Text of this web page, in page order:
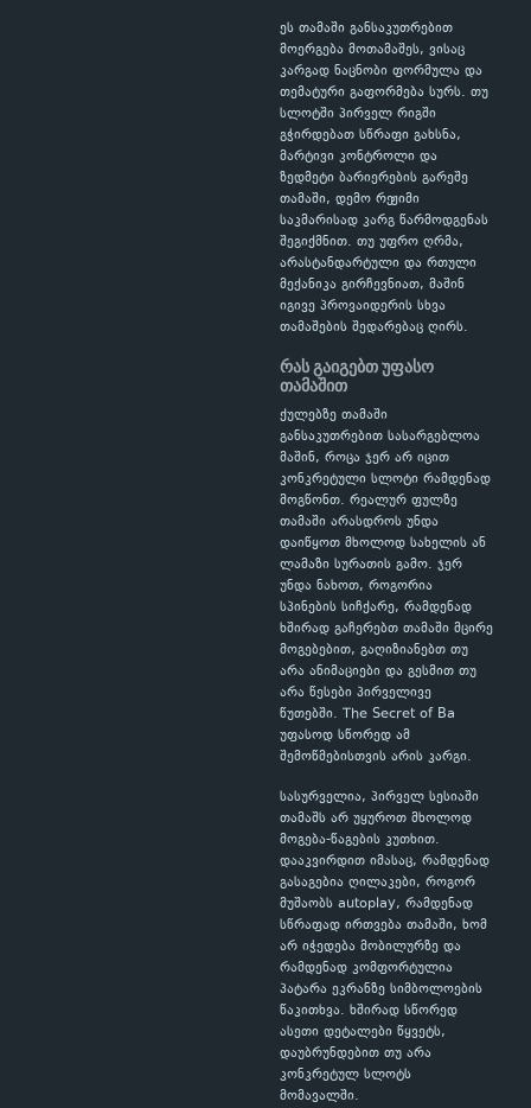
ეს თამაში განსაკუთრებით
მოერგება მოთამაშეს, ვისაც
კარგად ნაცნობი ფორმულა და
თემატური გაფორმება სურს. თუ
სლოტში პირველ რიგში
გჭირდებათ სწრაფი გახსნა,
მარტივი კონტროლი და
ზედმეტი ბარიერების გარეშე
თამაში, დემო რეჟიმი
საკმარისად კარგ წარმოდგენას
შეგიქმნით. თუ უფრო ღრმა,
არასტანდარტული და რთული
მექანიკა გირჩევნიათ, მაშინ
იგივე პროვაიდერის სხვა
თამაშების შედარებაც ღირს.
რას გაიგებთ უფასო
თამაშით
ქულებზე თამაში
განსაკუთრებით სასარგებლოა
მაშინ, როცა ჯერ არ იცით
კონკრეტული სლოტი რამდენად
მოგწონთ. რეალურ ფულზე
თამაში არასდროს უნდა
დაიწყოთ მხოლოდ სახელის ან
ლამაზი სურათის გამო. ჯერ
უნდა ნახოთ, როგორია
სპინების სიჩქარე, რამდენად
ხშირად გაჩერებთ თამაში მცირე
მოგებებით, გაღიზიანებთ თუ
არა ანიმაციები და გესმით თუ
არა წესები პირველივე
წუთებში. The Secret of Ba
უფასოდ სწორედ ამ
შემოწმებისთვის არის კარგი.
სასურველია, პირველ სესიაში
თამაშს არ უყუროთ მხოლოდ
მოგება-წაგების კუთხით.
დააკვირდით იმასაც, რამდენად
გასაგებია ღილაკები, როგორ
მუშაობს autoplay, რამდენად
სწრაფად ირთვება თამაში, ხომ
არ იჭედება მობილურზე და
რამდენად კომფორტულია
პატარა ეკრანზე სიმბოლოების
წაკითხვა. ხშირად სწორედ
ასეთი დეტალები წყვეტს,
დაუბრუნდებით თუ არა
კონკრეტულ სლოტს
მომავალში.